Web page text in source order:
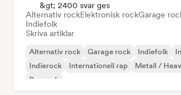
&gt; 2400 svar ges
Alternativ rockElektronisk rockGarage
Indiefolk
Skriva artiklar
Alternativ rock Garage rock Indiefolk
Indierock
Internationell rap
Metall /
Poprock